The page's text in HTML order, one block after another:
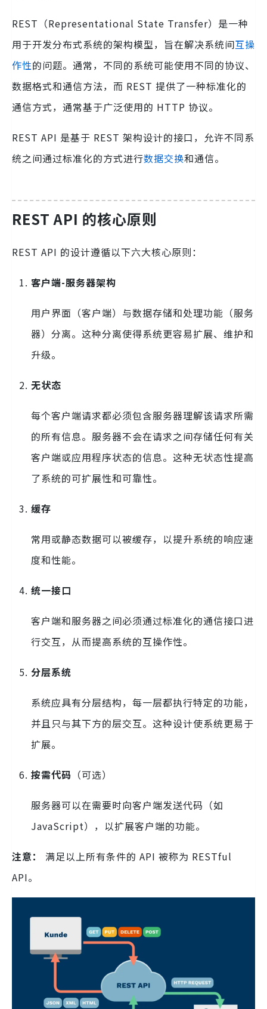
REST（Representational State Transfer）是一种
用于开发分布式系统的架构模型，旨在解决系统间互操
作性的问题。通常，不同的系统可能使用不同的协议、
数据格式和通信方法，而 REST 提供了一种标准化的
通信方式，通常基于广泛使用的 HTTP 协议。
REST API 是基于 REST 架构设计的接口，允许不同系
统之间通过标准化的方式进行数据交换和通信。
REST API 的核心原则
REST API 的设计遵循以下六大核心原则：
客户端-服务器架构
用户界面（客户端）与数据存储和处理功能（服务
器）分离。这种分离使得系统更容易扩展、维护和
升级。
无状态
每个客户端请求都必须包含服务器理解该请求所需
的所有信息。服务器不会在请求之间存储任何有关
客户端或应用程序状态的信息。这种无状态性提高
了系统的可扩展性和可靠性。
缓存
常用或静态数据可以被缓存，以提升系统的响应速
度和性能。
统一接口
客户端和服务器之间必须通过标准化的通信接口进
行交互，从而提高系统的互操作性。
分层系统
系统应具有分层结构，每一层都执行特定的功能，
并且只与其下方的层交互。这种设计使系统更易于
扩展。
按需代码 （可选）
服务器可以在需要时向客户端发送代码（如
JavaScript），以扩展客户端的功能。
注意：
满足以上所有条件的 API 被称为 RESTful
API。